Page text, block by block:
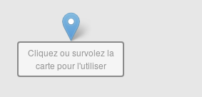
Cliquez ou survolez la
carte pour l'utiliser